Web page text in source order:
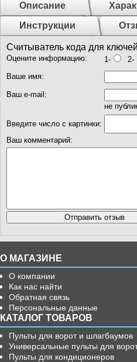
Описание
Инструкции
Считыватель кода для
Оцените информацию: 1- 2-
Ваше имя:
Ваш e-mail:
не
Введите число с картинки:
Ваш комментарий:
О МАГАЗИНЕ
О компании
Как нас найти
Обратная связь
Персональные данные
КАТАЛОГ ТОВАРОВ
Пульты для ворот и шлагбаумов
Универсальные пульты для
Пульты для кондиционеров